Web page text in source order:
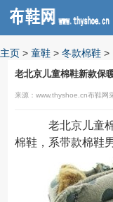
主页 > 童鞋 > 冬款棉鞋 >
老北京儿童棉鞋新款保
来源：www.thyshoe.cn布鞋网
老北京儿童
棉鞋，系带款棉鞋